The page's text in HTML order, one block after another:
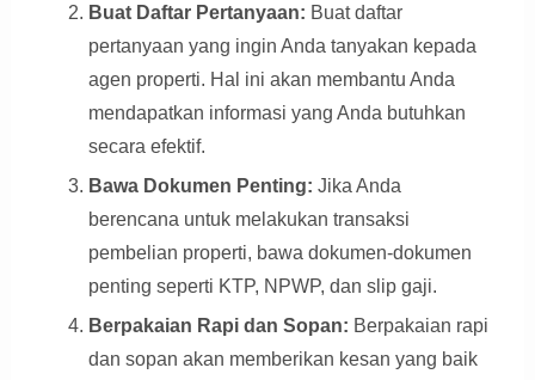
Buat Daftar Pertanyaan: Buat daftar
pertanyaan yang ingin Anda tanyakan kepada
agen properti. Hal ini akan membantu Anda
mendapatkan informasi yang Anda butuhkan
secara efektif.
Bawa Dokumen Penting: Jika Anda
berencana untuk melakukan transaksi
pembelian properti, bawa dokumen-dokumen
penting seperti KTP, NPWP, dan slip gaji.
Berpakaian Rapi dan Sopan: Berpakaian rapi
dan sopan akan memberikan kesan yang baik